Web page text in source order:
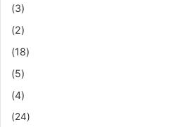
(3)
(2)
(18)
(5)
(4)
(24)